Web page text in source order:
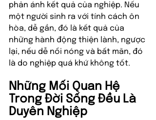
phản ánh kết quả của nghiệp. Nếu
một người sinh ra với tính cách ôn
hòa, dễ gần, đó là kết quả của
những hành động thiện lành, ngược
lại, nếu dễ nổi nóng và bất mãn, đó
là do nghiệp quá khứ không tốt.
Những Mối Quan Hệ
Trong Đời Sống Đều Là
Duyên Nghiệp